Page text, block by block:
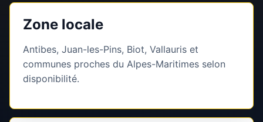
Zone locale
Antibes, Juan-les-Pins, Biot, Vallauris et
communes proches du Alpes-Maritimes selon
disponibilité.